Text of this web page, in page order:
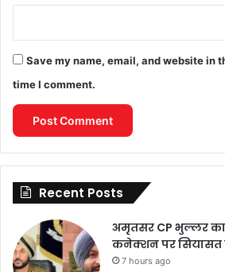
Save my name, email, and website in
time I comment.
Recent Posts
अमृतसर CP भुल्लर
कनेक्शन पर सियासत
7 hours ago